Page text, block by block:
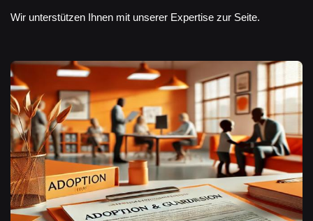
Wir unterstützen Ihnen mit unserer Expertise zur Seite.